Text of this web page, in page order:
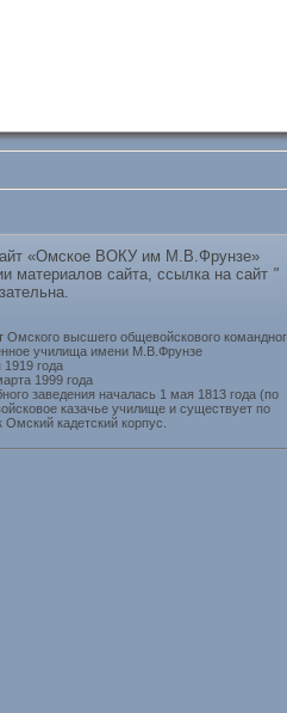
«Омское ВОКУ им М.В.Фрунзе»
материалов сайта, ссылка на сайт "
высшего общевойскового
училища имени М.В.Фрунзе
года
1999 года
заведения началась 1 мая 1813 года (по
казачье училище и существует по
кадетский корпус.